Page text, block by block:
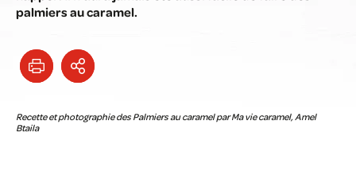
palmiers au caramel.
Recette et photographie des Palmiers au caramel par Ma vie caramel, Amel
Btaila